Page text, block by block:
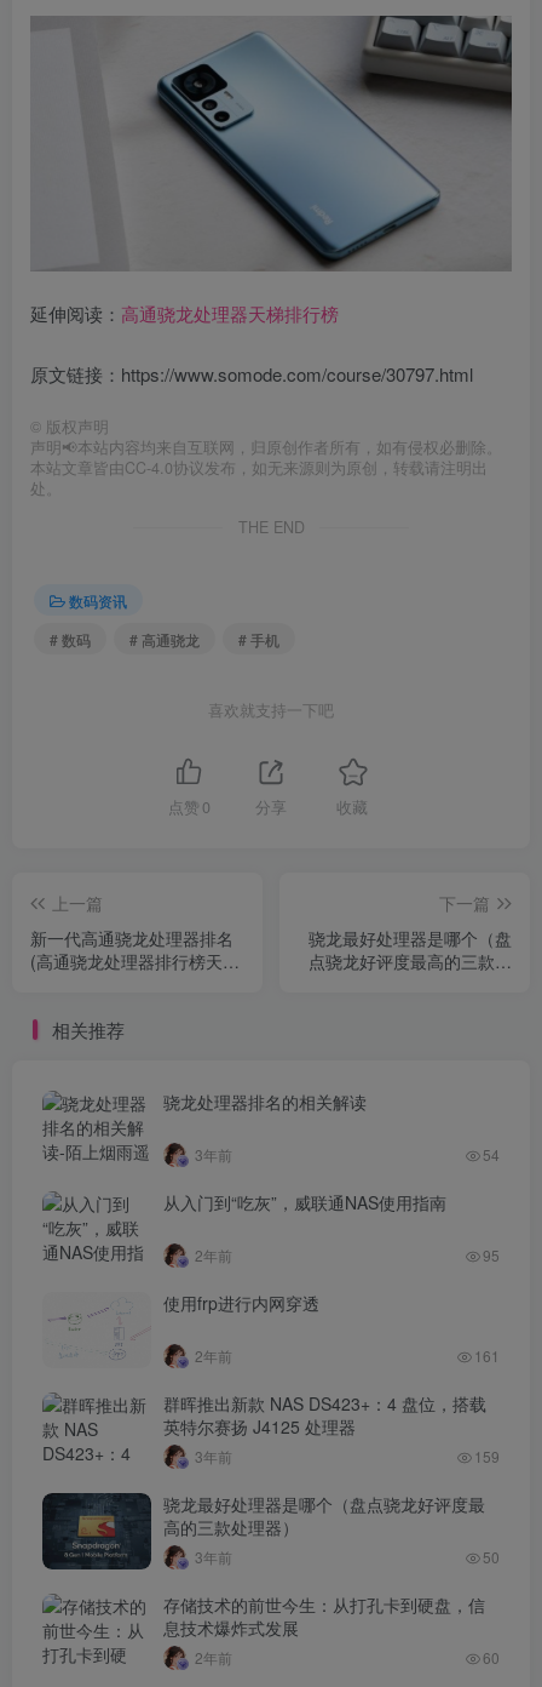
延伸阅读： 高通骁龙处理器天梯排行榜
原文链接：https://www.somode.com/course/30797.html
© 版权声明
声明📢本站内容均来自互联网，归原创作者所有，如有侵权必删除。
本站文章皆由CC-4.0协议发布，如无来源则为原创，转载请注明出
处。
THE END
数码资讯
# 数码
# 高通骁龙 # 手机
喜欢就支持一下吧
点赞 0 分享 收藏
上一篇
新一代高通骁龙处理器排名
(高通骁龙处理器排行榜天
下一篇
骁龙最好处理器是哪个（盘
点骁龙好评度最高的三款处
相关推荐
骁龙处理器排名的相关解读
3年前 54
从入门到“吃灰”，威联通NAS使用指南
2年前 95
使用frp进行内网穿透
2年前 161
群晖推出新款 NAS DS423+：4 盘位，搭载
英特尔赛扬 J4125 处理器
3年前 159
骁龙最好处理器是哪个（盘点骁龙好评度最
高的三款处理器）
3年前 50
存储技术的前世今生：从打孔卡到硬盘，信
息技术爆炸式发展
2年前 60